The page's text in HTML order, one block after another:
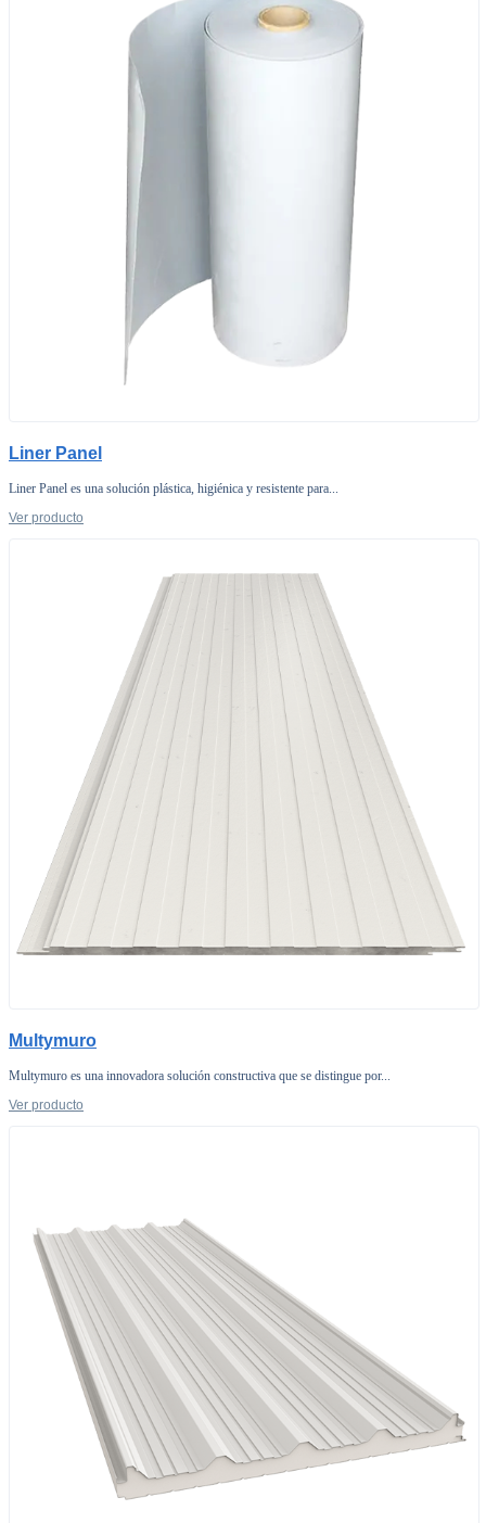
Liner Panel
Liner Panel es una solución plástica, higiénica y resistente para...
Ver producto
Multymuro
Multymuro es una innovadora solución constructiva que se distingue por...
Ver producto